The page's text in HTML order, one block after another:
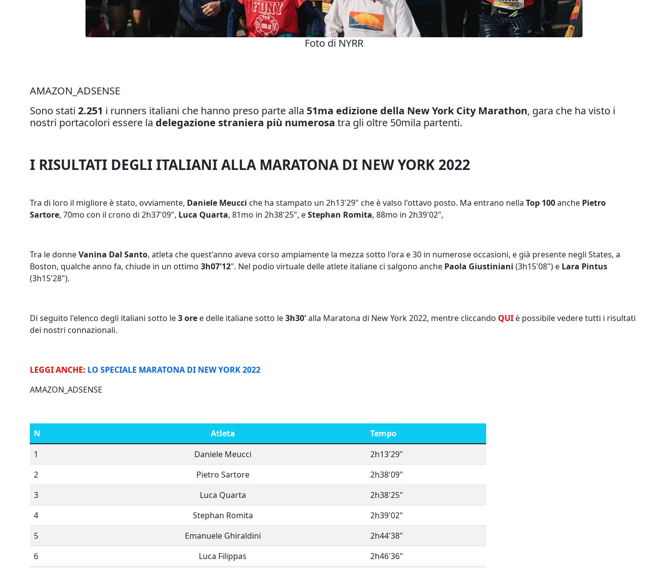
Foto di NYRR
AMAZON_ADSENSE
Sono stati 2.251 i runners italiani che hanno preso parte alla 51ma edizione della New York City Marathon, gara che ha visto i
nostri portacolori essere la delegazione straniera più numerosa tra gli oltre 50mila partenti.
I RISULTATI DEGLI ITALIANI ALLA MARATONA DI NEW YORK 2022
Tra di loro il migliore è stato, ovviamente, Daniele Meucci che ha stampato un 2h13'29" che è valso l'ottavo posto. Ma entrano nella Top 100anche Pietro
Sartore, 70mo con il crono di 2h37'09", Luca Quarta, 81mo in 2h38'25", eStephan Romita, 88mo in 2h39'02",
Tra le donneVanina Dal Santo, atleta che quest'anno aveva corso ampiamente la mezza sotto l'ora e 30 in numerose occasioni, e già presente negli States, a
Boston, qualche anno fa, chiude in un ottimo 3h07'12". Nel podio virtuale delle atlete italiane ci salgono anche Paola Giustiniani (3h15'08") e Lara Pintus
(3h15'28").
Di seguito l'elenco degli italiani sotto le3 ore e delle italiane sotto le3h30'alla Maratona di New York 2022, mentre cliccando QUI è possibile vedere tutti i risultati
dei nostri connazionali.
LEGGI ANCHE: LO SPECIALE MARATONA DI NEW YORK 2022
AMAZON_ADSENSE
N Atleta
Tempo
1
Daniele Meucci
2h13'29"
2
Pietro Sartore
2h38'09"
3
Luca Quarta
2h38'25"
4
Stephan Romita
2h39'02"
5
Emanuele Ghiraldini
2h44'38"
6
Luca Filippas
2h46'36"